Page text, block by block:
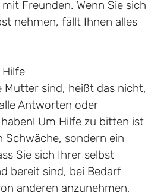
Freunden. Wenn Sie sich
nehmen, fällt Ihnen alles
Mutter sind, heißt das nicht,
Antworten oder
Um Hilfe zu bitten ist
Schwäche, sondern ein
Sie sich Ihrer selbst
bereit sind, bei Bedarf
anderen anzunehmen,